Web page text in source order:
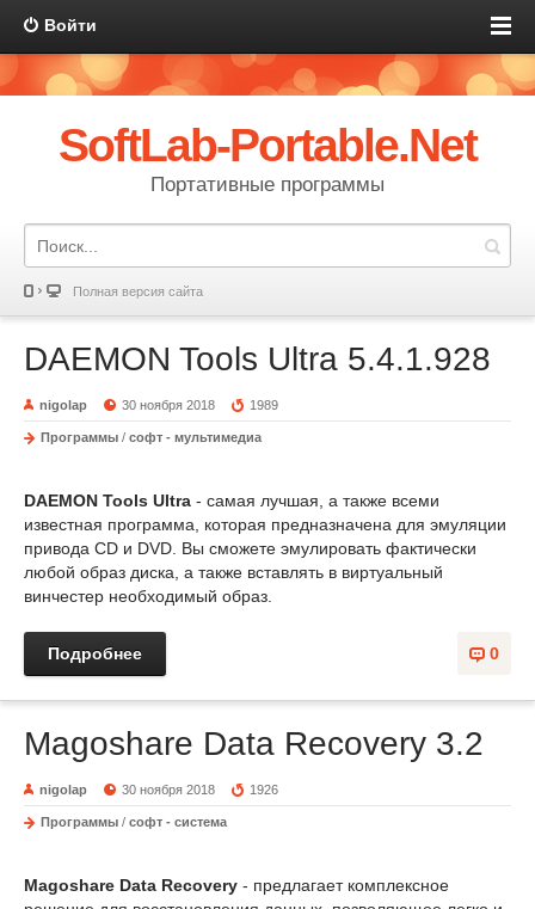
Войти
SoftLab-Portable.Net
Портативные программы
Полная версия сайта
DAEMON Tools Ultra 5.4.1.928
nigolap 30 ноября 2018 1989
Программы / софт - мультимедиа
DAEMON Tools Ultra - самая лучшая, а также всеми
известная программа, которая предназначена для эмуляции
привода CD и DVD. Вы сможете эмулировать фактически
любой образ диска, а также вставлять в виртуальный
винчестер необходимый образ.
0
Подробнее
Magoshare Data Recovery 3.2
nigolap 30 ноября 2018 1926
Программы / софт - система
Magoshare Data Recovery - предлагает комплексное